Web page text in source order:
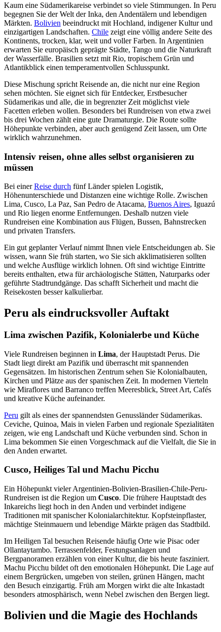
Kaum eine Südamerikareise verbindet so viele Stimmungen. In Peru
begegnen Sie der Welt der Inka, den Andentälern und lebendigen
Märkten. Bolivien beeindruckt mit Hochland, indigener Kultur und
einzigartigen Landschaften. Chile zeigt eine völlig andere Seite des
Kontinents, trocken, klar, weit und voller Farben. In Argentinien
erwarten Sie europäisch geprägte Städte, Tango und die Naturkraft
der Wasserfälle. Brasilien setzt mit Rio, tropischem Grün und
Atlantikblick einen temperamentvollen Schlusspunkt.
Diese Mischung spricht Reisende an, die nicht nur eine Region
sehen möchten. Sie eignet sich für Entdecker, Erstbesucher
Südamerikas und alle, die in begrenzter Zeit möglichst viele
Facetten erleben wollen. Besonders bei Rundreisen von etwa zwei
bis drei Wochen zählt eine gute Dramaturgie. Die Route sollte
Höhepunkte verbinden, aber auch genügend Zeit lassen, um Orte
wirklich wahrzunehmen.
Intensiv reisen, ohne alles selbst organisieren zu
müssen
Bei einerReise durch fünf Länder spielen Logistik,
Höhenunterschiede und Distanzen eine wichtige Rolle. Zwischen
Lima, Cusco, La Paz, San Pedro de Atacama, Buenos Aires, Iguazú
und Rio liegen enorme Entfernungen. Deshalb nutzen viele
Rundreisen eine Kombination aus Flügen, Bussen, Bahnstrecken
und privaten Transfers.
Ein gut geplanter Verlauf nimmt Ihnen viele Entscheidungen ab. Sie
wissen, wann Sie früh starten, wo Sie sich akklimatisieren sollten
und welche Ausflüge wirklich lohnen. Oft sind wichtige Eintritte
bereits enthalten, etwa für archäologische Stätten, Naturparks oder
geführte Stadtrundgänge. Das schafft Sicherheit und macht die
Reisekosten besser kalkulierbar.
Peru als eindrucksvoller Auftakt
Lima zwischen Pazifik, Kolonialerbe und Küche
Viele Rundreisen beginnen in Lima, der Hauptstadt Perus. Die
Stadt liegt direkt am Pazifik und überrascht mit spannenden
Gegensätzen. Im historischen Zentrum sehen Sie Kolonialbauten,
Kirchen und Plätze aus der spanischen Zeit. In modernen Vierteln
wie Miraflores und Barranco treffen Meeresblick, Street Art, Cafés
und kreative Küche aufeinander.
Peru gilt als eines der spannendsten Genussländer Südamerikas.
Ceviche, Quinoa, Mais in vielen Farben und regionale Spezialitäten
zeigen, wie eng Landschaft und Küche verbunden sind. Schon in
Lima bekommen Sie einen Vorgeschmack auf die Vielfalt, die Sie in
den Anden erwartet.
Cusco, Heiliges Tal und Machu Picchu
Ein Höhepunkt vieler Argentinien-Bolivien-Brasilien-Chile-Peru-
Rundreisen ist die Region um Cusco. Die frühere Hauptstadt des
Inkareichs liegt hoch in den Anden und verbindet indigene
Traditionen mit spanischer Kolonialarchitektur. Kopfsteinpflaster,
mächtige Steinmauern und lebendige Märkte prägen das Stadtbild.
Im Heiligen Tal besuchen Reisende häufig Orte wie Pisac oder
Ollantaytambo. Terrassenfelder, Festungsanlagen und
Bergpanoramen erzählen von einer Kultur, die bis heute fasziniert.
Machu Picchu bildet oft den emotionalen Höhepunkt. Die Lage auf
einem Bergrücken, umgeben von steilen, grünen Hängen, macht
den Besuch einzigartig. Früh am Morgen wirkt die alte Inkastadt
besonders atmosphärisch, wenn Nebel zwischen den Bergen liegt.
Bolivien und die Magie des Hochlands